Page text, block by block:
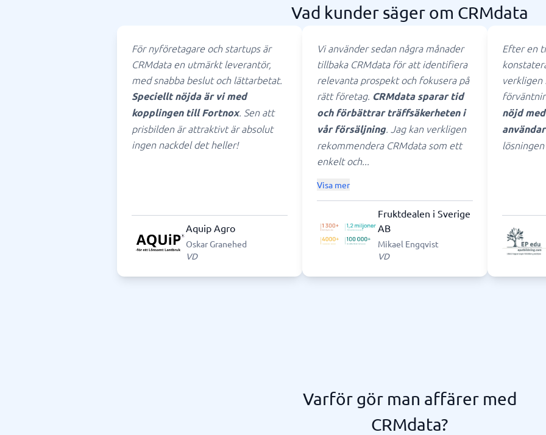
Vad kunder säger om CRMdata
För nyföretagare och startups är
CRMdata en utmärkt leverantör,
med snabba beslut och lättarbetat.
Speciellt nöjda är vi med
kopplingen till Fortnox. Sen att
prisbilden är attraktivt är absolut
ingen nackdel det heller!
Aquip Agro
Oskar Granehed
VD
Vi använder sedan några månader
tillbaka CRMdata för att identifiera
relevanta prospekt och fokusera på
rätt företag. CRMdata sparar tid
och förbättrar träffsäkerheten i
vår försäljning. Jag kan verkligen
rekommendera CRMdata som ett
enkelt och...
Visa mer
Fruktdealen i Sverige
AB
Mikael Engqvist
VD
Efter en
verkligen
nöjd
Varför gör man affärer med
CRMdata?